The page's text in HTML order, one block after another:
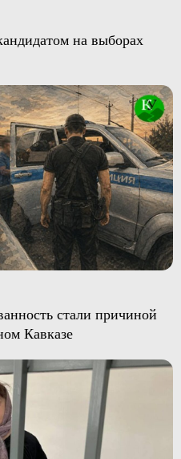
на выборах
стали причиной
Кавказе